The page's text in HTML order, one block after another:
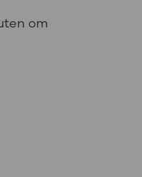
om